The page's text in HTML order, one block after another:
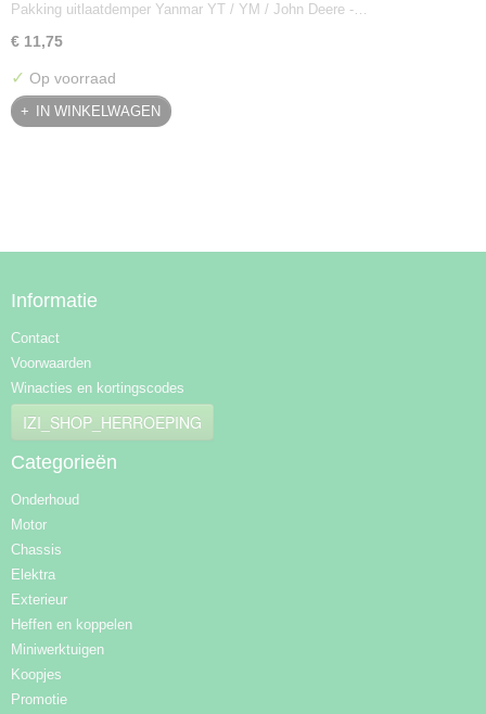
128300-13230
Pakking uitlaatdemper Yanmar YT / YM / John Deere -…
€ 11,75
✓ Op voorraad
IN WINKELWAGEN
Informatie
Contact
Voorwaarden
Winacties en kortingscodes
IZI_SHOP_HERROEPING
Categorieën
Onderhoud
Motor
Chassis
Elektra
Exterieur
Heffen en koppelen
Miniwerktuigen
Koopjes
Promotie